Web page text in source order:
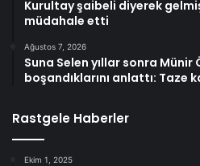
Kurultay şaibeli diyerek
müdahale etti
Ağustos 7, 2026
Suna Selen yıllar sonra Münir
boşandıklarını anlattı: Taze
Rastgele Haberler
Ekim 1, 2025